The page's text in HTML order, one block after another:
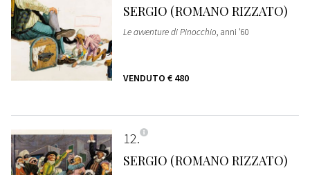
SERGIO (ROMANO RIZZATO)
Le avventure di Pinocchio, anni '60
VENDUTO € 480
12
SERGIO (ROMANO RIZZATO)